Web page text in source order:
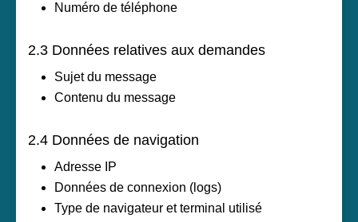
Numéro de téléphone
2.3 Données relatives aux demandes
Sujet du message
Contenu du message
2.4 Données de navigation
Adresse IP
Données de connexion (logs)
Type de navigateur et terminal utilisé